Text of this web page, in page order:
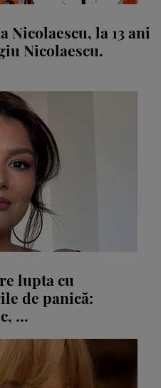
Nicolaescu, la 13 ani
Nicolaescu.
lupta cu
de panică:
...